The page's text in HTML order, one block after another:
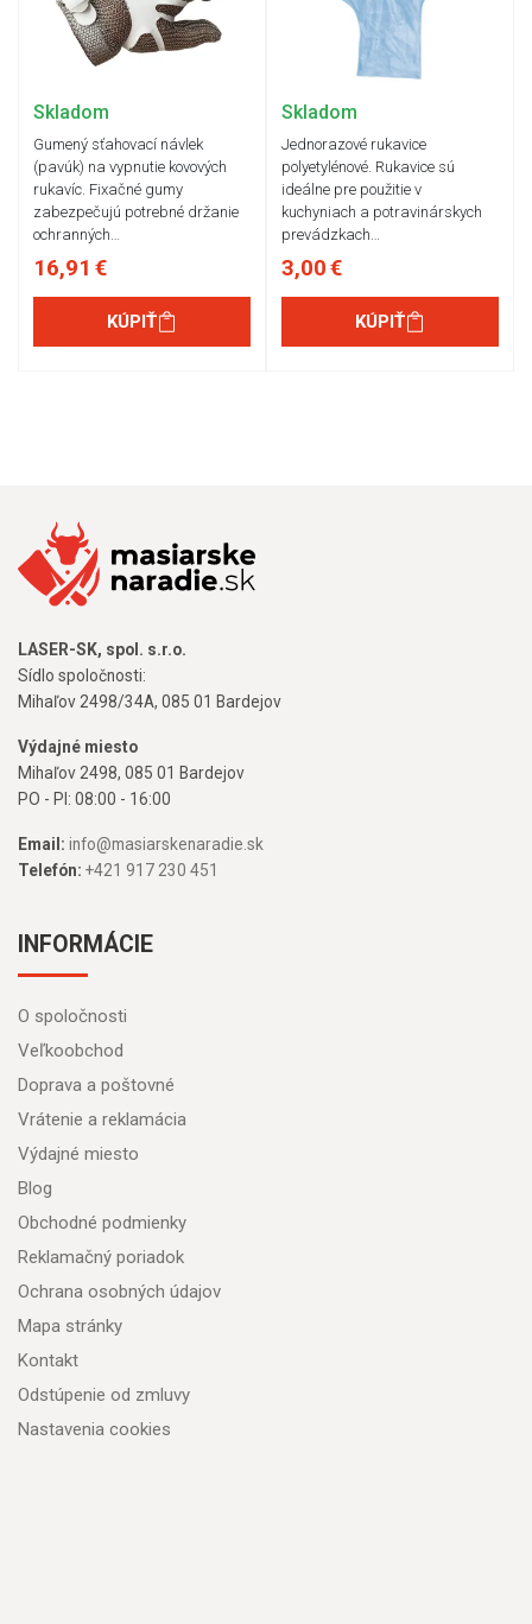
Skladom
Gumený sťahovací návlek
(pavúk) na vypnutie kovových
rukavíc. Fixačné gumy
zabezpečujú potrebné držanie
ochranných…
16,91 €
KÚPIŤ
Skladom
Jednorazové rukavice
polyetylénové. Rukavice sú
ideálne pre použitie v
kuchyniach a potravinárskych
prevádzkach…
3,00 €
KÚPIŤ
LASER-SK, spol. s.r.o.
Sídlo spoločnosti:
Mihaľov 2498/34A, 085 01 Bardejov
Výdajné miesto
Mihaľov 2498, 085 01 Bardejov
PO - PI: 08:00 - 16:00
Email: info@masiarskenaradie.sk
Telefón: +421 917 230 451
INFORMÁCIE
O spoločnosti
Veľkoobchod
Doprava a poštovné
Vrátenie a reklamácia
Výdajné miesto
Blog
Obchodné podmienky
Reklamačný poriadok
Ochrana osobných údajov
Mapa stránky
Kontakt
Odstúpenie od zmluvy
Nastavenia cookies